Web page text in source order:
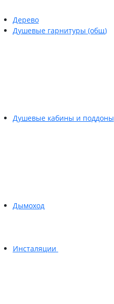
Дерево
Душевые гарнитуры (общ)
Душевые кабины и поддоны
Дымоход
Инсталяции